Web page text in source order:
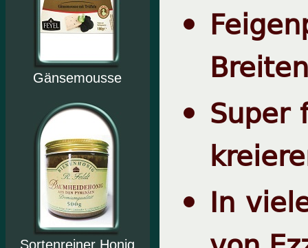
Gänsemousse
Sortenreiner Honig
Super
In